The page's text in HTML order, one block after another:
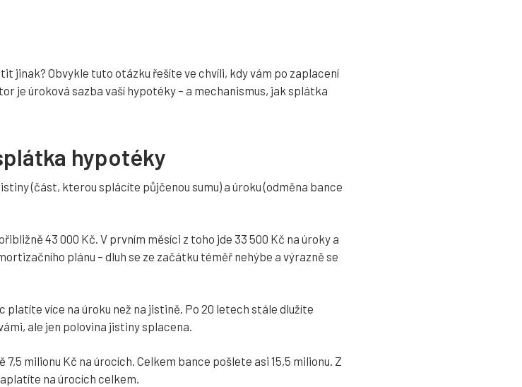
jinak? Obvykle tuto otázku řešíte ve chvíli, kdy vám po zaplacení
je úroková sazba vaší hypotéky – a mechanismus, jak splátka
hypotéky
(část, kterou splácíte půjčenou sumu) a úroku (odměna bance
43 000 Kč. V prvním měsíci z toho jde 33 500 Kč na úroky a
plánu – dluh se ze začátku téměř nehýbe a výrazně se
platíte více na úroku než na jistině. Po 20 letech stále dlužíte
ale jen polovina jistiny splacena.
milionu Kč na úrocích. Celkem bance pošlete asi 15,5 milionu. Z
na úrocích celkem.